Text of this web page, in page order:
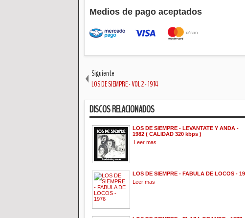
Medios de pago aceptados
Siguiente
LOS DE SIEMPRE - VOL 2 - 1974
DISCOS RELACIONADOS
LOS DE SIEMPRE - LEVANTATE Y ANDA -
1982 ( CALIDAD 320 kbps )
Leer mas
LOS DE SIEMPRE - FABULA DE LOCOS -
Leer mas